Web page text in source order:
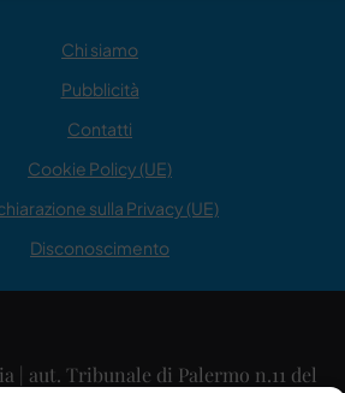
Chi siamo
Pubblicità
Contatti
Cookie Policy (UE)
sulla Privacy (UE)
Disconoscimento
| aut. Tribunale di Palermo n.11 del